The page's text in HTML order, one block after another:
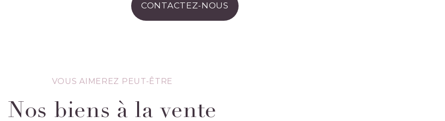
CONTACTEZ-NOUS
VOUS AIMEREZ PEUT-ÊTRE
Nos biens à la vente